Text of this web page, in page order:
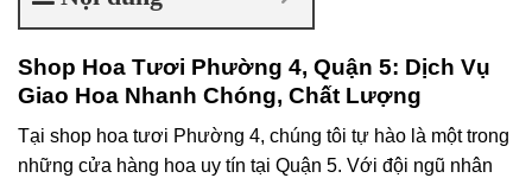
Shop Hoa Tươi Phường 4, Quận 5: Dịch Vụ
Giao Hoa Nhanh Chóng, Chất Lượng
Tại shop hoa tươi Phường 4, chúng tôi tự hào là một trong
những cửa hàng hoa uy tín tại Quận 5. Với đội ngũ nhân